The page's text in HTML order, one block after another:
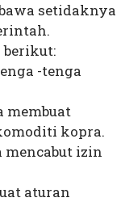
setidaknya
berikut:
-tenga
membuat
kopra.
mencabut izin
aturan